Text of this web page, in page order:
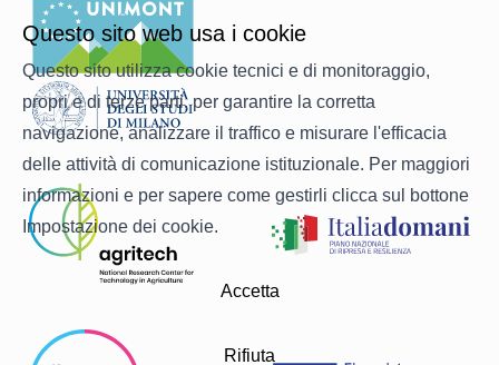
Questo sito web usa i cookie
Questo sito utilizza cookie tecnici e di monitoraggio,
propri e di terze parti, per garantire la corretta
navigazione, analizzare il traffico e misurare l'efficacia
delle attività di comunicazione istituzionale. Per maggiori
informazioni e per sapere come gestirli clicca sul bottone
Impostazione dei cookie.
Accetta
Rifiuta